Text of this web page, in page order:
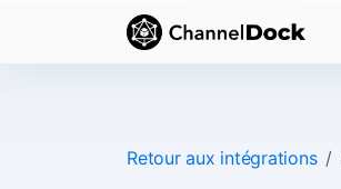
Retour aux intégrations